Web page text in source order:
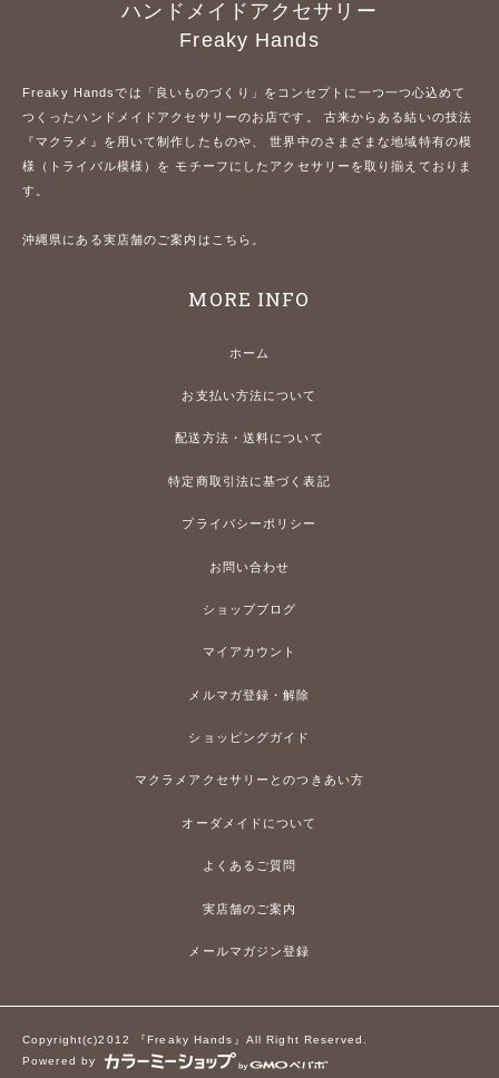
ハンドメイドアクセサリー
Freaky Hands
Freaky Handsでは「良いものづくり」をコンセプトに一つ一つ心込めて
つくったハンドメイドアクセサリーのお店です。 古来からある結いの技法
『マクラメ』を用いて制作したものや、 世界中のさまざまな地域特有の模
様（トライバル模様）を モチーフにしたアクセサリーを取り揃えておりま
す。
沖縄県にある実店舗のご案内はこちら。
MORE INFO
ホーム
お支払い方法について
配送方法・送料について
特定商取引法に基づく表記
プライバシーポリシー
お問い合わせ
ショップブログ
マイアカウント
メルマガ登録・解除
ショッピングガイド
マクラメアクセサリーとのつきあい方
オーダメイドについて
よくあるご質問
実店舗のご案内
メールマガジン登録
Copyright(c)2012 『Freaky Hands』All Right Reserved.
Powered by